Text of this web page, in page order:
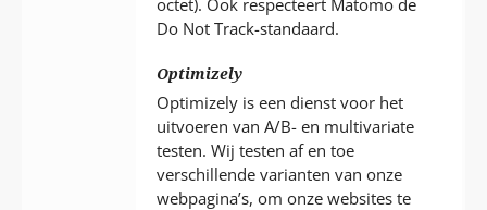
Do Not Track-standaard.
Optimizely
Optimizely is een dienst voor het
uitvoeren van A/B- en multivariate
testen. Wij testen af en toe
verschillende varianten van onze
webpagina’s, om onze websites te